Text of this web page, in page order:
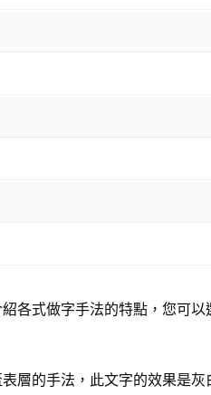
式做字手法的特點，您可
層的手法，此文字的效果是